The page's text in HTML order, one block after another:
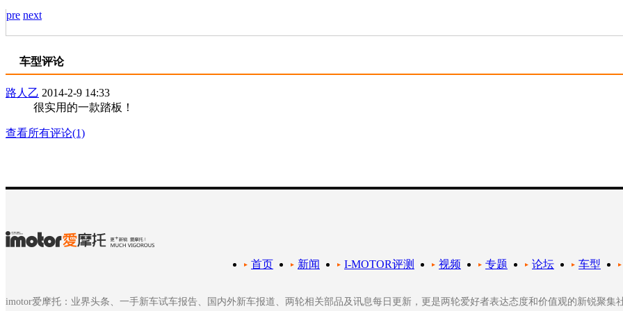
pre next
车型评论
路人乙 2014-2-9 14:33
很实用的一款踏板！
查看所有评论(1)
车型
论坛
专题
视频
I-MOTOR评测
新闻
首页
imotor爱摩托：业界头条、一手新车试车报告、国内外新车报道、两轮相关部品及讯息每日更新，更是两轮爱好者表达态度和价值观的新锐聚集社